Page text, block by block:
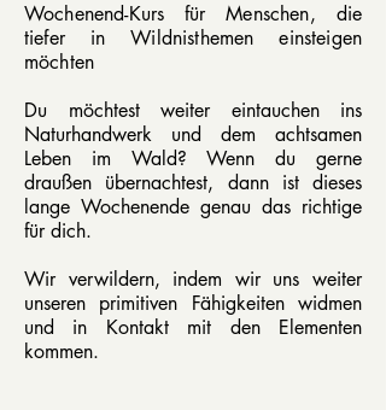
Wochenend-Kurs für Menschen, die
tiefer in Wildnisthemen einsteigen
möchten
Du möchtest weiter eintauchen ins
Naturhandwerk und dem achtsamen
Leben im Wald? Wenn du gerne
draußen übernachtest, dann ist dieses
lange Wochenende genau das richtige
für dich.​
Wir verwildern, indem wir uns weiter
unseren primitiven Fähigkeiten widmen
und in Kontakt mit den Elementen
kommen.